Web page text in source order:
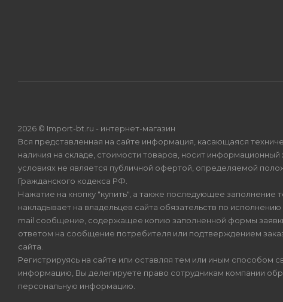
2026 © Import-bt.ru - интернет-магазин
Вся представленная на сайте информация, касающаяся
наличия на складе, стоимости товаров, носит информационный
условиях не является публичной офертой, определяемой
Гражданского кодекса РФ.
Нажатие на кнопку "купить", а также последующее заполнение
накладывает на владельцев сайта обязательств по
mail сообщение, содержащее копию заполненной формы
ответом на сообщение потребителя или подтверждением
сайта.
Регистрируясь на сайте или оставляя тем или иным способом
информацию, Вы делегируете право сотрудникам компании
персональную информацию.